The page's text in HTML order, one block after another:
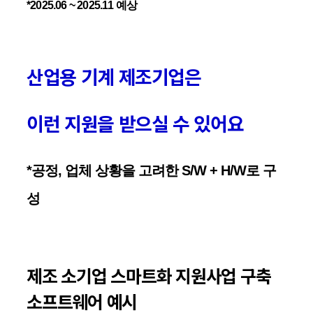
*2025.06 ~ 2025.11 예상
산업용 기계 제조기업은
이런 지원을 받으실 수 있어요
*공정, 업체 상황을 고려한 S/W + H/W로 구
성
제조 소기업 스마트화 지원사업 구축
소프트웨어 예시